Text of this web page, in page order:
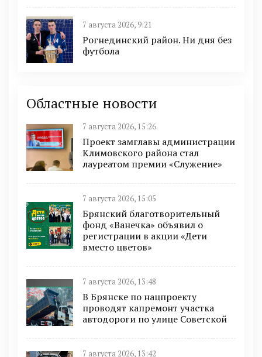
7 августа 2026, 9:21
Рогнединский район. Ни дня без
футбола
Областные новости
7 августа 2026, 15:26
Проект замглавы администрации
Климовского района стал
лауреатом премии «Служение»
7 августа 2026, 15:05
Брянский благотворительный
фонд «Ванечка» объявил о
регистрации в акции «Дети
вместо цветов»
7 августа 2026, 13:48
В Брянске по нацпроекту
проводят капремонт участка
автодороги по улице Советской
7 августа 2026, 13:42